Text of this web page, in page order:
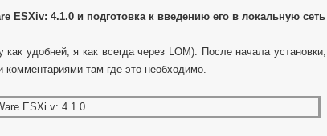
ESXiv: 4.1.0 и подготовка к введению его в локальную сеть
удобней, я как всегда через LOM). После начала установки,
комментариями там где это необходимо.